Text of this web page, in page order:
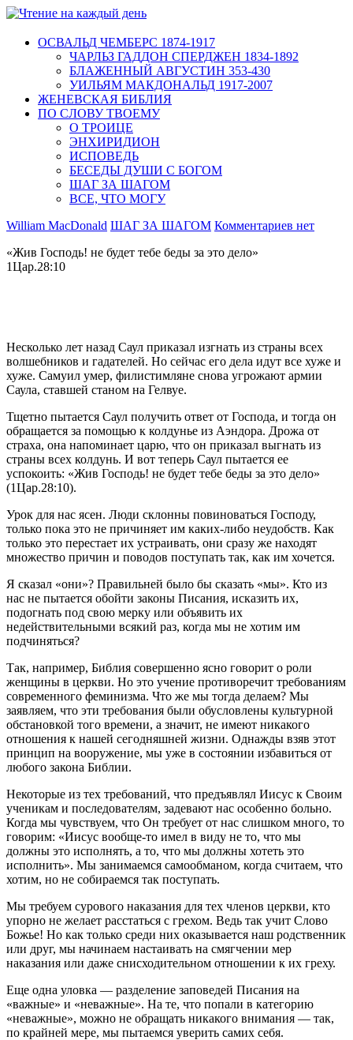
ОСВАЛЬД ЧЕМБЕРС 1874-1917
ЧАРЛЬЗ ГАДДОН СПЕРДЖЕН 1834-1892
БЛАЖЕННЫЙ АВГУСТИН 353-430
УИЛЬЯМ МАКДОНАЛЬД 1917-2007
ЖЕНЕВСКАЯ БИБЛИЯ
ПО СЛОВУ ТВОЕМУ
О ТРОИЦЕ
ЭНХИРИДИОН
ИСПОВЕДЬ
БЕСЕДЫ ДУШИ С БОГОМ
ШАГ ЗА ШАГОМ
ВСЕ, ЧТО МОГУ
William MacDonald ШАГ ЗА ШАГОМ Комментариев нет
«Жив Господь! не будет тебе беды за это дело»
1Цар.28:10
Несколько лет назад Саул приказал изгнать из страны всех
волшебников и гадателей. Но сейчас его дела идут все хуже и
хуже. Самуил умер, филистимляне снова угрожают армии
Саула, ставшей станом на Гелвуе.
Тщетно пытается Саул получить ответ от Господа, и тогда он
обращается за помощью к колдунье из Аэндора. Дрожа от
страха, она напоминает царю, что он приказал выгнать из
страны всех колдунь. И вот теперь Саул пытается ее
успокоить: «Жив Господь! не будет тебе беды за это дело»
(1Цар.28:10).
Урок для нас ясен. Люди склонны повиноваться Господу,
только пока это не причиняет им каких-либо неудобств. Как
только это перестает их устраивать, они сразу же находят
множество причин и поводов поступать так, как им хочется.
Я сказал «они»? Правильней было бы сказать «мы». Кто из
нас не пытается обойти законы Писания, исказить их,
подогнать под свою мерку или объявить их
недействительными всякий раз, когда мы не хотим им
подчиняться?
Так, например, Библия совершенно ясно говорит о роли
женщины в церкви. Но это учение противоречит требованиям
современного феминизма. Что же мы тогда делаем? Мы
заявляем, что эти требования были обусловлены культурной
обстановкой того времени, а значит, не имеют никакого
отношения к нашей сегодняшней жизни. Однажды взяв этот
принцип на вооружение, мы уже в состоянии избавиться от
любого закона Библии.
Некоторые из тех требований, что предъявлял Иисус к Своим
ученикам и последователям, задевают нас особенно больно.
Когда мы чувствуем, что Он требует от нас слишком много, то
говорим: «Иисус вообще-то имел в виду не то, что мы
должны это исполнять, а то, что мы должны хотеть это
исполнить». Мы занимаемся самообманом, когда считаем, что
хотим, но не собираемся так поступать.
Мы требуем сурового наказания для тех членов церкви, кто
упорно не желает расстаться с грехом. Ведь так учит Слово
Божье! Но как только среди них оказывается наш родственник
или друг, мы начинаем настаивать на смягчении мер
наказания или даже снисходительном отношении к их греху.
Еще одна уловка — разделение заповедей Писания на
«важные» и «неважные». На те, что попали в категорию
«неважные», можно не обращать никакого внимания — так,
по крайней мере, мы пытаемся уверить самих себя.